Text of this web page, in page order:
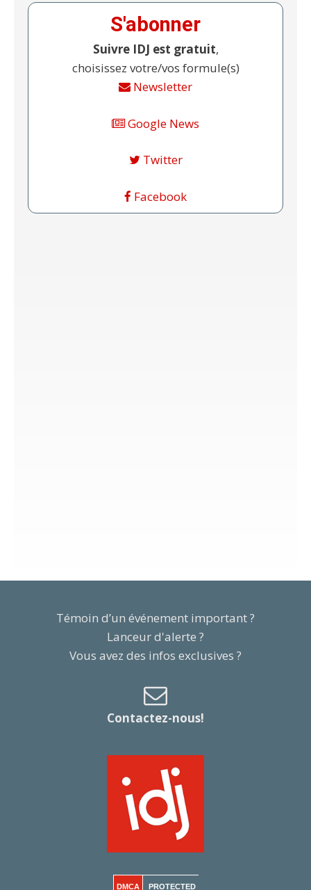
S'abonner
Suivre IDJ est gratuit,
choisissez votre/vos formule(s)
Newsletter
Google News
Twitter
Facebook
Témoin d’un événement important ?
Lanceur d'alerte ?
Vous avez des infos exclusives ?
Contactez-nous!
DMCA PROTECTED